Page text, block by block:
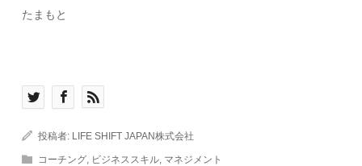
たまもと
投稿者: LIFE SHIFT JAPAN株式会社
コーチング, ビジネススキル, マネジメント